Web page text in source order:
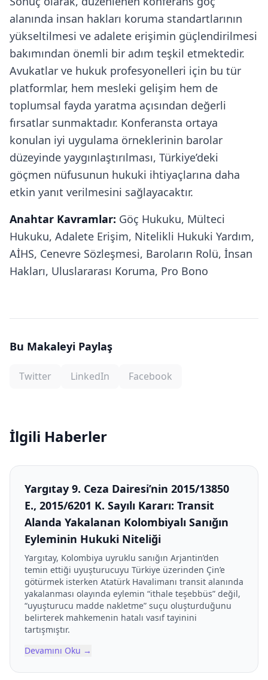
alanında insan hakları koruma standartlarının
yükseltilmesi ve adalete erişimin güçlendirilmesi
bakımından önemli bir adım teşkil etmektedir.
Avukatlar ve hukuk profesyonelleri için bu tür
platformlar, hem mesleki gelişim hem de
toplumsal fayda yaratma açısından değerli
fırsatlar sunmaktadır. Konferansta ortaya
konulan iyi uygulama örneklerinin barolar
düzeyinde yaygınlaştırılması, Türkiye’deki
göçmen nüfusunun hukuki ihtiyaçlarına daha
etkin yanıt verilmesini sağlayacaktır.
Anahtar Kavramlar: Göç Hukuku, Mülteci
Hukuku, Adalete Erişim, Nitelikli Hukuki Yardım,
AİHS, Cenevre Sözleşmesi, Baroların Rolü, İnsan
Hakları, Uluslararası Koruma, Pro Bono
Bu Makaleyi Paylaş
Twitter LinkedIn Facebook
İlgili Haberler
Yargıtay 9. Ceza Dairesi’nin 2015/13850
E., 2015/6201 K. Sayılı Kararı: Transit
Alanda Yakalanan Kolombiyalı Sanığın
Eyleminin Hukuki Niteliği
Yargıtay, Kolombiya uyruklu sanığın Arjantin’den
temin ettiği uyuşturucuyu Türkiye üzerinden Çin’e
götürmek isterken Atatürk Havalimanı transit alanında
yakalanması olayında eylemin “ithale teşebbüs” değil,
“uyuşturucu madde nakletme” suçu oluşturduğunu
belirterek mahkemenin hatalı vasıf tayinini
tartışmıştır.
Devamını Oku →